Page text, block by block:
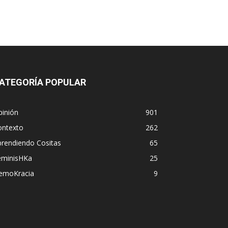
POPULAR
901
262
Cositas
65
25
9